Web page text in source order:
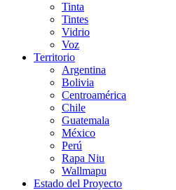
Tinta
Tintes
Vidrio
Voz
Territorio
Argentina
Bolivia
Centroamérica
Chile
Guatemala
México
Perú
Rapa Niu
Wallmapu
Estado del Proyecto